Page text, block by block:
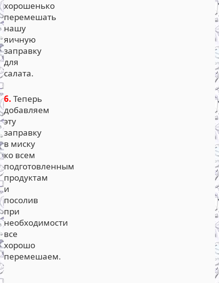
хорошенько
перемешать
нашу
яичную
заправку
для
салата.
6. Теперь
добавляем
эту
заправку
в миску
ко всем
подготовленным
продуктам
и
посолив
при
необходимости
все
хорошо
перемешаем.